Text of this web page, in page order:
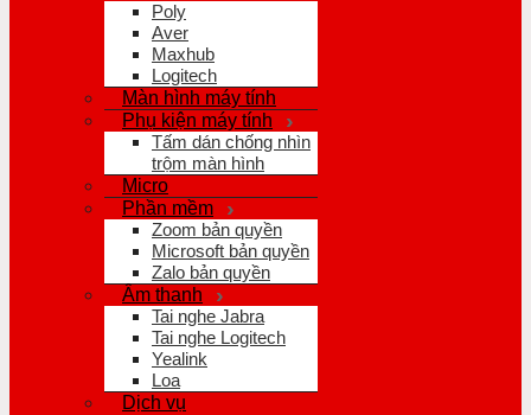
Poly
Aver
Maxhub
Logitech
Màn hình máy tính
Phụ kiện máy tính
Tấm dán chống nhìn
trộm màn hình
Micro
Phần mềm
Zoom bản quyền
Microsoft bản quyền
Zalo bản quyền
Âm thanh
Tai nghe Jabra
Tai nghe Logitech
Yealink
Loa
Dịch vụ